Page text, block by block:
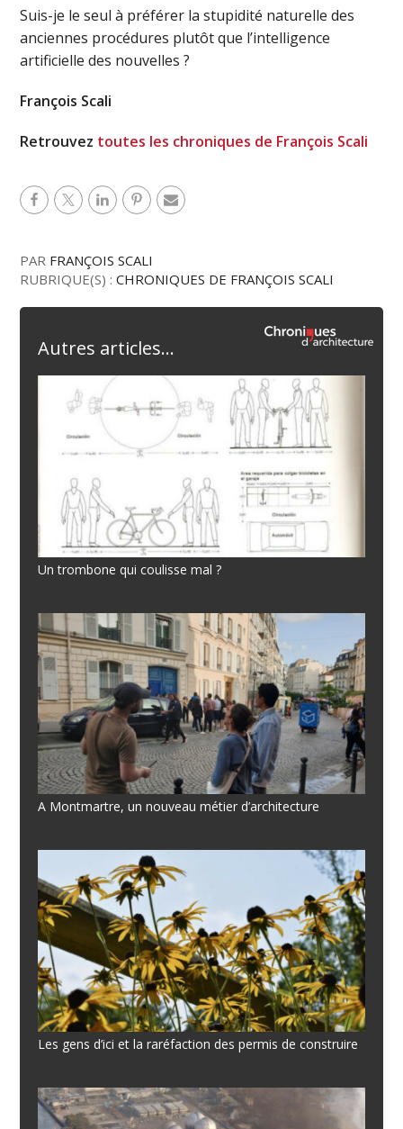
Suis-je le seul à préférer la stupidité naturelle des
anciennes procédures plutôt que l’intelligence
artificielle des nouvelles ?
François Scali
Retrouvez toutes les chroniques de François Scali
PAR FRANÇOIS SCALI
RUBRIQUE(S) :CHRONIQUES DE FRANÇOIS SCALI
Autres articles...
Un trombone qui coulisse mal ?
A Montmartre, un nouveau métier d’architecture
Les gens d’ici et la raréfaction des permis de construire